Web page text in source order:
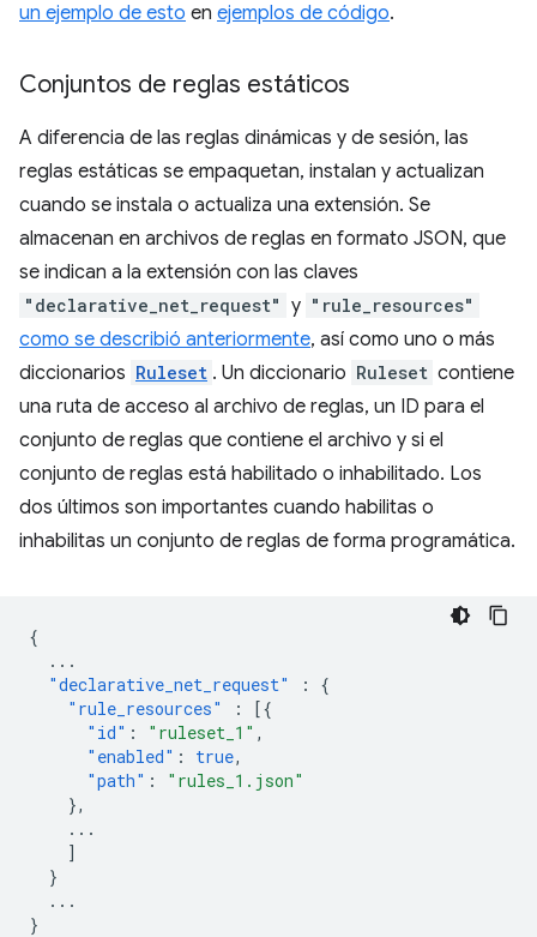
un ejemplo de esto en ejemplos de código.
Conjuntos de reglas estáticos
A diferencia de las reglas dinámicas y de sesión, las
reglas estáticas se empaquetan, instalan y actualizan
cuando se instala o actualiza una extensión. Se
almacenan en archivos de reglas en formato JSON, que
se indican a la extensión con las claves
"declarative_net_request" y "rule_resources"
como se describió anteriormente, así como uno o más
diccionarios Ruleset . Un diccionario Ruleset contiene
una ruta de acceso al archivo de reglas, un ID para el
conjunto de reglas que contiene el archivo y si el
conjunto de reglas está habilitado o inhabilitado. Los
dos últimos son importantes cuando habilitas o
inhabilitas un conjunto de reglas de forma programática.
{
...
"declarative_net_request"
:
{
"rule_resources"
:
[{
"id" : "ruleset_1" ,
"enabled" : true,
"path" :
"rules_1.json"
},
...
]
}
...
}